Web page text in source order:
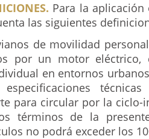
Para la
las siguientes
de movilidad
por un motor eléctrico,
en entornos
para circular por la ciclo-
términos de la
no podrá exceder los